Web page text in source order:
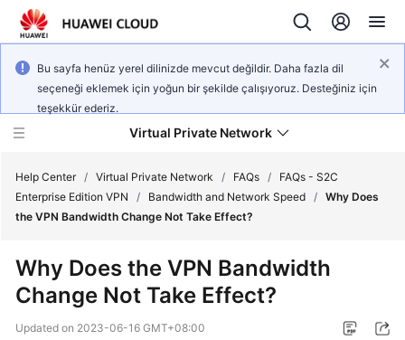
Bu sayfa henüz yerel dilinizde mevcut değildir. Daha fazla dil
seçeneği eklemek için yoğun bir şekilde çalışıyoruz. Desteğiniz için
teşekkür ederiz.
Virtual Private Network
Service
Help Center / Virtual Private Network / FAQs /
FAQs - S2C
Enterprise Edition VPN
/ Bandwidth and Network Speed / Why Does
the VPN Bandwidth Change Not Take Effect?
Why Does the VPN Bandwidth
Change Not Take Effect?
Updated on 2023-06-16 GMT+08:00